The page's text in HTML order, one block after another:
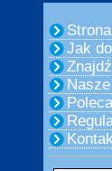
Jak